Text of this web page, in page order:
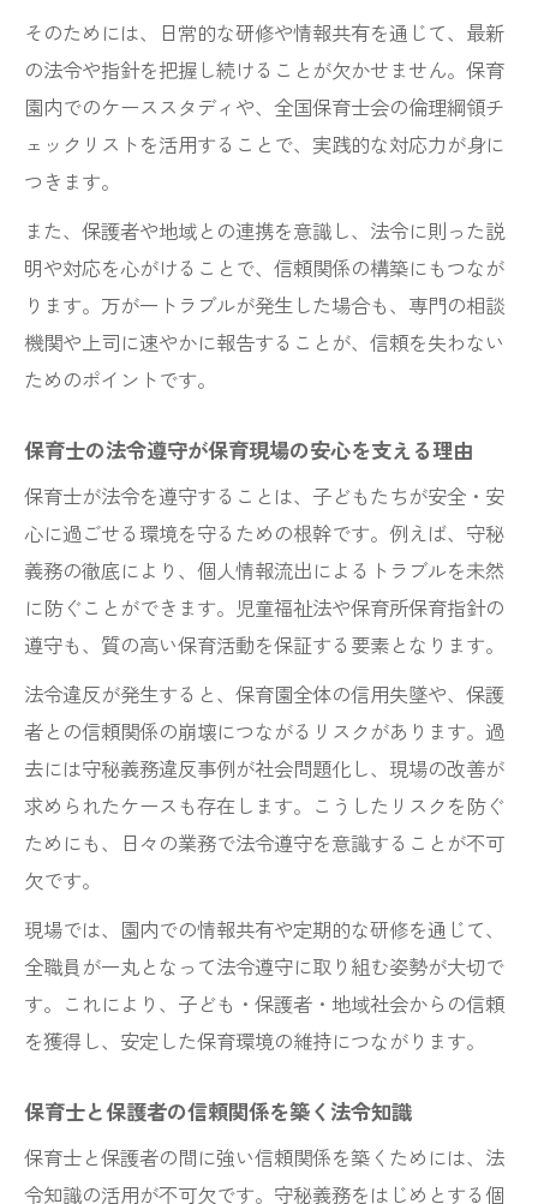
方
守秘義務違反時の保育士の正しい行動指針
倫理綱領を活かした保育士の日常対応
法
保育士が倫理綱領を現場で実践するポイン
ト
倫理綱領と保育士の信頼構築の関係性
法
保育現場で信用失墜行為を防ぐ秘訣
保育士 信用失墜行為の禁止が必要な理由
保育士 信用失墜行為 事例から学ぶリスク回
避
保育士が信用失墜行為を防ぐための意識改
革
保育士 信用失墜防止のための日常の工夫
信用失墜行為を未然に防ぐ保育士の心得
そのためには、日常的な研修や情報共有を通じて、最新
の法令や指針を把握し続けることが欠かせません。保育
園内でのケーススタディや、全国保育士会の倫理綱領チ
ェックリストを活用することで、実践的な対応力が身に
つきます。
また、保護者や地域との連携を意識し、法令に則った説
明や対応を心がけることで、信頼関係の構築にもつなが
ります。万が一トラブルが発生した場合も、専門の相談
機関や上司に速やかに報告することが、信頼を失わない
ためのポイントです。
保育士の法令遵守が保育現場の安心を支える理由
保育士が法令を遵守することは、子どもたちが安全・安
心に過ごせる環境を守るための根幹です。例えば、守秘
義務の徹底により、個人情報流出によるトラブルを未然
に防ぐことができます。児童福祉法や保育所保育指針の
遵守も、質の高い保育活動を保証する要素となります。
法令違反が発生すると、保育園全体の信用失墜や、保護
者との信頼関係の崩壊につながるリスクがあります。過
去には守秘義務違反事例が社会問題化し、現場の改善が
求められたケースも存在します。こうしたリスクを防ぐ
ためにも、日々の業務で法令遵守を意識することが不可
欠です。
現場では、園内での情報共有や定期的な研修を通じて、
全職員が一丸となって法令遵守に取り組む姿勢が大切で
す。これにより、子ども・保護者・地域社会からの信頼
を獲得し、安定した保育環境の維持につながります。
保育士と保護者の信頼関係を築く法令知識
保育士と保護者の間に強い信頼関係を築くためには、法
令知識の活用が不可欠です。守秘義務をはじめとする個